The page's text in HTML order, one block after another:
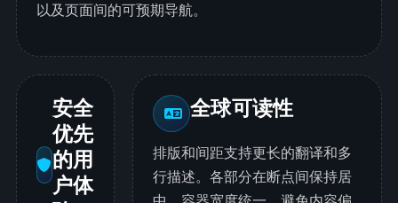
以及页面间的可预期导航。
安全
优先
的用
户体
全球可读性
排版和间距支持更长的翻译和多
行描述。各部分在断点间保持居